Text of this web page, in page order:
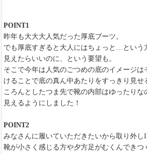
POINT1
昨年も大大大人気だった厚底ブーツ。
でも厚底すぎると大人にはちょっと…という
見えたらいいのに、という要望も。
そこで今年は人気のごつめの底のイメージは
けることで底の真ん中あたりをすっきり見せ
ころんとしたつま先で靴の内部はゆったりな
見えるようにしました！
POINT2
みなさんに履いていただきたいから取り外し
靴が小さく感じる方や夕方足がむくんできつ